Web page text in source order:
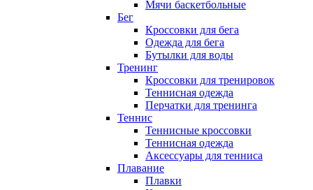
Мячи баскетбольные
Бег
Кроссовки для бега
Одежда для бега
Бутылки для воды
Тренинг
Кроссовки для тренировок
Теннисная одежда
Перчатки для тренинга
Теннис
Теннисные кроссовки
Теннисная одежда
Аксессуары для тенниса
Плавание
Плавки